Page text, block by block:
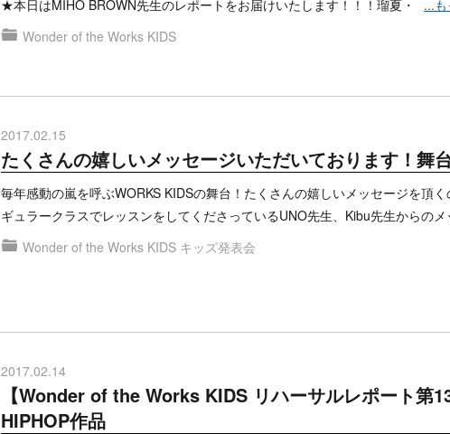
★本日はMIHO BROWN先生のレポートをお届けいたします！！！瑠夏・
...
Wonder of the Works KIDS
2017.02.15
たくさんの嬉しいメッセージいただいております！舞
毎年感動の嵐を呼ぶWORKS KIDSの舞台！たくさんの嬉しいメッセージを頂
ギュラークラスでレッスンをしてくださっているUNO先生、Kibu先生からの
Wonder of the Works KIDS キッズ発表会
2017.02.14
【Wonder of the Works KIDS リハーサルレポート第
HIPHOP作品